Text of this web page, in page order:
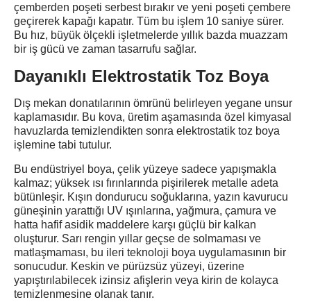
çemberden poşeti serbest bırakır ve yeni poşeti çembere
geçirerek kapağı kapatır. Tüm bu işlem 10 saniye sürer.
Bu hız, büyük ölçekli işletmelerde yıllık bazda muazzam
bir iş gücü ve zaman tasarrufu sağlar.
Dayanıklı Elektrostatik Toz Boya
Dış mekan donatılarının ömrünü belirleyen yegane unsur
kaplamasıdır. Bu kova, üretim aşamasında özel kimyasal
havuzlarda temizlendikten sonra elektrostatik toz boya
işlemine tabi tutulur.
Bu endüstriyel boya, çelik yüzeye sadece yapışmakla
kalmaz; yüksek ısı fırınlarında pişirilerek metalle adeta
bütünleşir. Kışın dondurucu soğuklarına, yazın kavurucu
güneşinin yarattığı UV ışınlarına, yağmura, çamura ve
hatta hafif asidik maddelere karşı güçlü bir kalkan
oluşturur. Sarı rengin yıllar geçse de solmaması ve
matlaşmaması, bu ileri teknoloji boya uygulamasının bir
sonucudur. Keskin ve pürüzsüz yüzeyi, üzerine
yapıştırılabilecek izinsiz afişlerin veya kirin de kolayca
temizlenmesine olanak tanır.